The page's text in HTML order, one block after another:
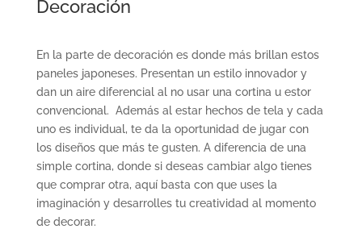
Decoración
En la parte de decoración es donde más brillan estos
paneles japoneses. Presentan un estilo innovador y
dan un aire diferencial al no usar una cortina u estor
convencional. Además al estar hechos de tela y cada
uno es individual, te da la oportunidad de jugar con
los diseños que más te gusten. A diferencia de una
simple cortina, donde si deseas cambiar algo tienes
que comprar otra, aquí basta con que uses la
imaginación y desarrolles tu creatividad al momento
de decorar.